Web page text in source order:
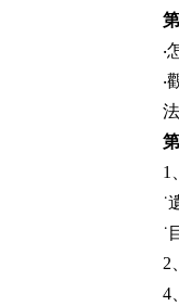
‧
‧
法
1
˙
˙
2
4